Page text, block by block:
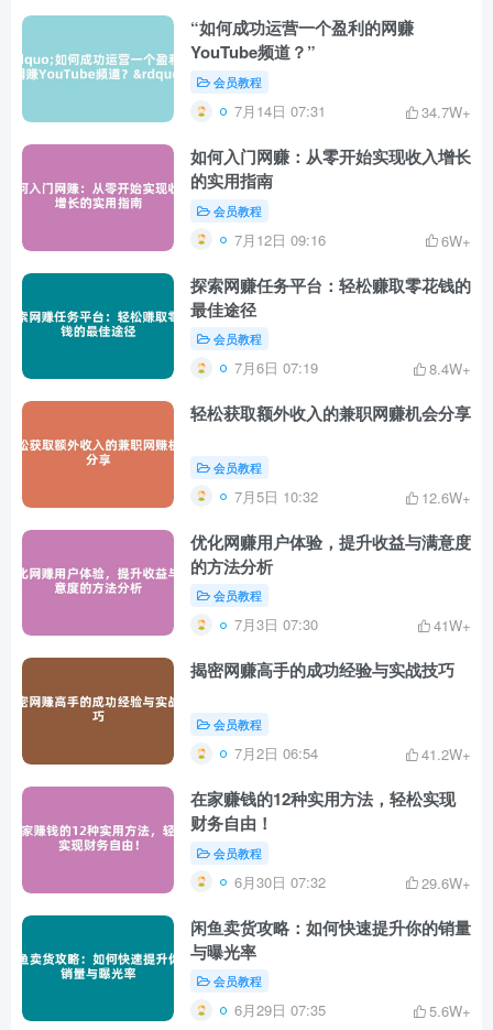
“如何成功运营一个盈利的网赚
YouTube频道？”
会员教程
7月14日 07:31 34.7W+
如何入门网赚：从零开始实现收入增长
的实用指南
会员教程
7月12日 09:16 6W+
探索网赚任务平台：轻松赚取零花钱的
最佳途径
会员教程
7月6日 07:19 8.4W+
轻松获取额外收入的兼职网赚机会分享
会员教程
7月5日 10:32 12.6W+
优化网赚用户体验，提升收益与满意度
的方法分析
会员教程
7月3日 07:30 41W+
揭密网赚高手的成功经验与实战技巧
会员教程
7月2日 06:54 41.2W+
在家赚钱的12种实用方法，轻松实现
财务自由！
会员教程
6月30日 07:32 29.6W+
闲鱼卖货攻略：如何快速提升你的销量
与曝光率
会员教程
6月29日 07:35 5.6W+